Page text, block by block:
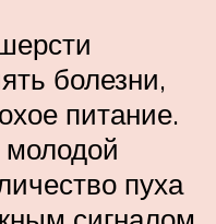
болезни,
питание.
пуха